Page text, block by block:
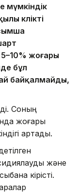
мүмкіндік
көлікті
жоғары
бұл
байқалмайды,
Соның
жоғары
артады.
және
кірісті.